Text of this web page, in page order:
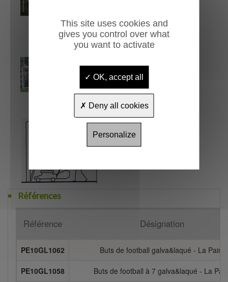
Références
Référence Désignation
PE10GL1062 Buts de football galva&laqué - La Paire
PE10GL1058 Buts de football à 7 galva&laqué - La
This site uses cookies and
gives you control over what
you want to activate
OK, accept all
Deny all cookies
Personalize